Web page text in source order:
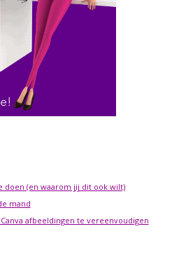
doen (en waarom jij dit ook wilt)
mand
afbeeldingen te vereenvoudigen